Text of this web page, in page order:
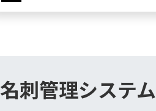
名刺管理システム